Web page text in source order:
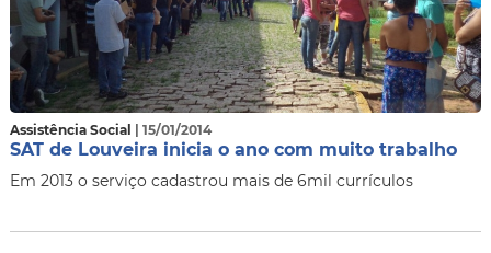
Assistência Social | 15/01/2014
SAT de Louveira inicia o ano com muito trabalho
Em 2013 o serviço cadastrou mais de 6mil currículos